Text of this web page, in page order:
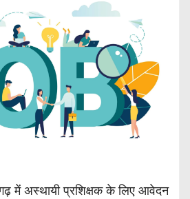
में अस्थायी प्रशिक्षक के लिए आवेदन